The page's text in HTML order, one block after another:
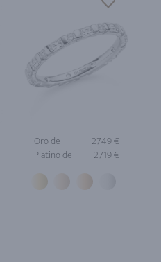
Oro de
2749 €
Platino de
2719 €